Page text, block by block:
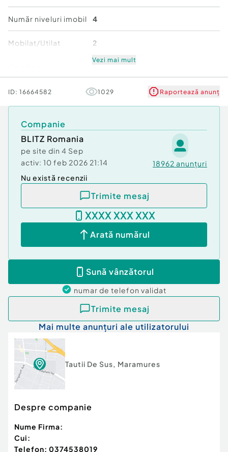
???? Avantaje:
• Etaj intermediar (etajul 1)
• Acces rapid la transport public, magazine,
???? Contactează-ne pentru detalii și
Garsoniera aceasta te va surprinde plăcut prin
raportul excelent calitate-preț!
Cod ofertă / ID BLITZ: P157045
Id intern: P157045
Confort:2
Bloc de apartamente
Număr niveluri imobil 4
Mobilat/Utilat 2
Stare Bună
Vezi mai mult
ID: 16664582 1029 Raportează anunț
Companie
BLITZ Romania
pe site din 4 Sep
activ: 10 feb 2026 21:14 18962 anunțuri
Nu există recenzii
Trimite mesaj
XXXX XXX XXX
Arată numărul
Sună vânzătorul
numar de telefon validat
Trimite mesaj
Mai multe anunțuri ale utilizatorului
Tautii De Sus, Maramures
Despre companie
Nume Firma:
Cui:
Telefon: 0374538019